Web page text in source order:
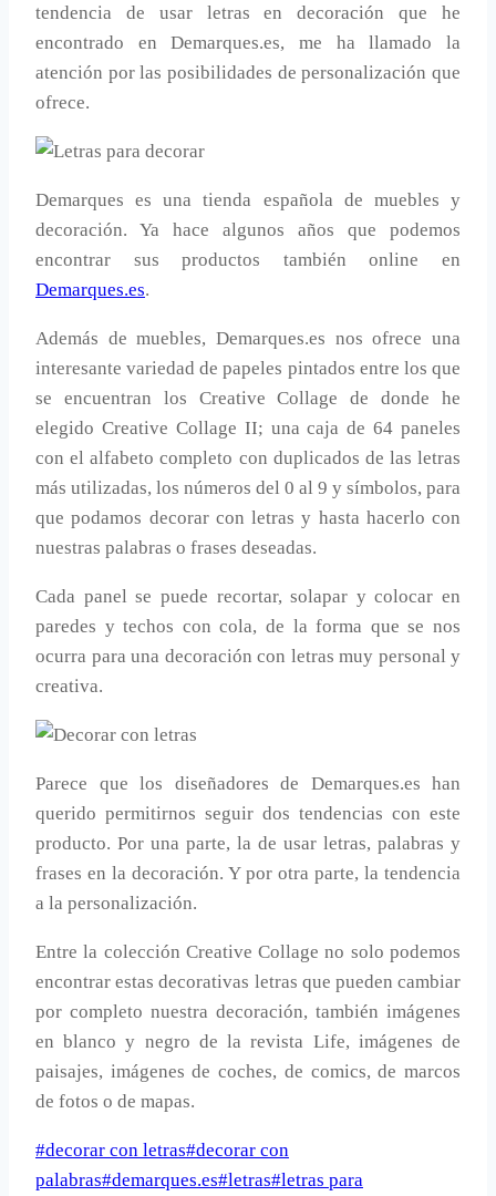
tendencia de usar letras en decoración que he
encontrado en Demarques.es, me ha llamado la
atención por las posibilidades de personalización que
ofrece.
Demarques es una tienda española de muebles y
decoración. Ya hace algunos años que podemos
encontrar sus productos también online en
Demarques.es.
Además de muebles, Demarques.es nos ofrece una
interesante variedad de papeles pintados entre los que
se encuentran los Creative Collage de donde he
elegido Creative Collage II; una caja de 64 paneles
con el alfabeto completo con duplicados de las letras
más utilizadas, los números del 0 al 9 y símbolos, para
que podamos decorar con letras y hasta hacerlo con
nuestras palabras o frases deseadas.
Cada panel se puede recortar, solapar y colocar en
paredes y techos con cola, de la forma que se nos
ocurra para una decoración con letras muy personal y
creativa.
Parece que los diseñadores de Demarques.es han
querido permitirnos seguir dos tendencias con este
producto. Por una parte, la de usar letras, palabras y
frases en la decoración. Y por otra parte, la tendencia
a la personalización.
Entre la colección Creative Collage no solo podemos
encontrar estas decorativas letras que pueden cambiar
por completo nuestra decoración, también imágenes
en blanco y negro de la revista Life, imágenes de
paisajes, imágenes de coches, de comics, de marcos
de fotos o de mapas.
Etiquetas
de
#decorar con letras#decorar con
palabras#demarques.es#letras#letras para